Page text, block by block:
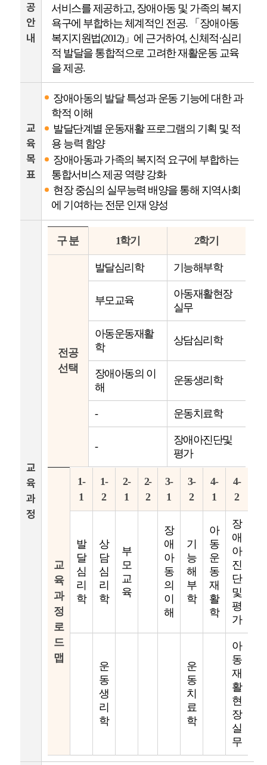
공
안
내
서비스를 제공하고, 장애아동 및 가족의 복지
욕구에 부합하는 체계적인 전공. 「장애아동
복지지원법(2012)」에 근거하여, 신체적·심리
적 발달을 통합적으로 고려한 재활운동 교육
을 제공.
교
육
목
표
장애아동의 발달 특성과 운동 기능에 대한 과
학적 이해
발달단계별 운동재활 프로그램의 기획 및 적
용 능력 함양
장애아동과 가족의 복지적 요구에 부합하는
통합서비스 제공 역량 강화
현장 중심의 실무능력 배양을 통해 지역사회
에 기여하는 전문 인재 양성
교
육
과
정
구 분 1학기 2학기
전공
선택
발달심리학 기능해부학
부모교육
아동재활현장
실무
아동운동재활
학
상담심리학
장애아동의 이
해
운동생리학
- 운동치료학
-
장애아진단및
평가
교
육
과
정
로
드
맵
1-
1
1-
2
2-
1
2-
2
3-
1
3-
2
4-
1
4-
2
발
달
심
리
학
상
담
심
리
학
부
모
교
육
장
애
아
동
의
이
해
기
능
해
부
학
아
동
운
동
재
활
학
장
애
아
진
단
및
평
가
운
동
생
리
학
운
동
치
료
학
아
동
재
활
현
장
실
무